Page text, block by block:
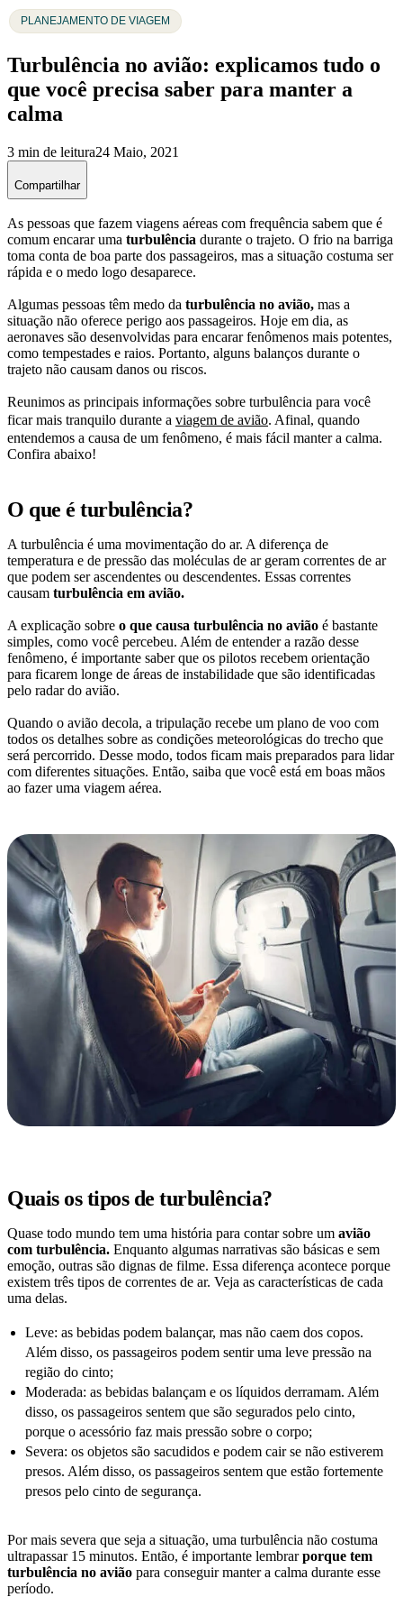
PLANEJAMENTO DE VIAGEM
Turbulência no avião: explicamos tudo o
que você precisa saber para manter a
calma
3 min de leitura24 Maio, 2021
Compartilhar
As pessoas que fazem viagens aéreas com frequência sabem que é
comum encarar uma turbulência durante o trajeto. O frio na barriga
toma conta de boa parte dos passageiros, mas a situação costuma ser
rápida e o medo logo desaparece.
Algumas pessoas têm medo da turbulência no avião, mas a
situação não oferece perigo aos passageiros. Hoje em dia, as
aeronaves são desenvolvidas para encarar fenômenos mais potentes,
como tempestades e raios. Portanto, alguns balanços durante o
trajeto não causam danos ou riscos.
Reunimos as principais informações sobre turbulência para você
ficar mais tranquilo durante a viagem de avião. Afinal, quando
entendemos a causa de um fenômeno, é mais fácil manter a calma.
Confira abaixo!
O que é turbulência?
A turbulência é uma movimentação do ar. A diferença de
temperatura e de pressão das moléculas de ar geram correntes de ar
que podem ser ascendentes ou descendentes. Essas correntes
causam turbulência em avião.
A explicação sobre o que causa turbulência no avião é bastante
simples, como você percebeu. Além de entender a razão desse
fenômeno, é importante saber que os pilotos recebem orientação
para ficarem longe de áreas de instabilidade que são identificadas
pelo radar do avião.
Quando o avião decola, a tripulação recebe um plano de voo com
todos os detalhes sobre as condições meteorológicas do trecho que
será percorrido. Desse modo, todos ficam mais preparados para lidar
com diferentes situações. Então, saiba que você está em boas mãos
ao fazer uma viagem aérea.
Quais os tipos de turbulência?
Quase todo mundo tem uma história para contar sobre um avião
com turbulência. Enquanto algumas narrativas são básicas e sem
emoção, outras são dignas de filme. Essa diferença acontece porque
existem três tipos de correntes de ar. Veja as características de cada
uma delas.
Leve: as bebidas podem balançar, mas não caem dos copos.
Além disso, os passageiros podem sentir uma leve pressão na
região do cinto;
Moderada: as bebidas balançam e os líquidos derramam. Além
disso, os passageiros sentem que são segurados pelo cinto,
porque o acessório faz mais pressão sobre o corpo;
Severa: os objetos são sacudidos e podem cair se não estiverem
presos. Além disso, os passageiros sentem que estão fortemente
presos pelo cinto de segurança.
Por mais severa que seja a situação, uma turbulência não costuma
ultrapassar 15 minutos. Então, é importante lembrarporque tem
turbulência no avião para conseguir manter a calma durante esse
período.